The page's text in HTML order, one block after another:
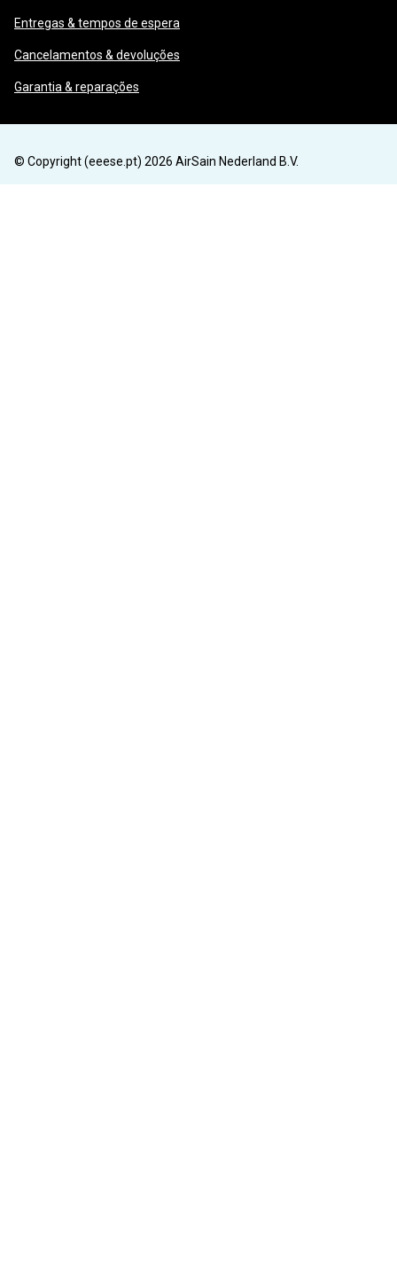
Entregas & tempos de espera
Cancelamentos & devoluções
Garantia & reparações
© Copyright (eeese.pt) 2026 AirSain Nederland B.V.